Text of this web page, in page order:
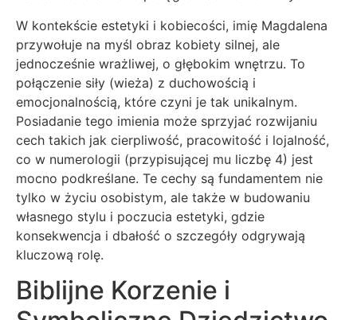
W kontekście estetyki i kobiecości, imię Magdalena
przywołuje na myśl obraz kobiety silnej, ale
jednocześnie wrażliwej, o głębokim wnętrzu. To
połączenie siły (wieża) z duchowością i
emocjonalnością, które czyni je tak unikalnym.
Posiadanie tego imienia może sprzyjać rozwijaniu
cech takich jak cierpliwość, pracowitość i lojalność,
co w numerologii (przypisującej mu liczbę 4) jest
mocno podkreślane. Te cechy są fundamentem nie
tylko w życiu osobistym, ale także w budowaniu
własnego stylu i poczucia estetyki, gdzie
konsekwencja i dbałość o szczegóły odgrywają
kluczową rolę.
Biblijne Korzenie i